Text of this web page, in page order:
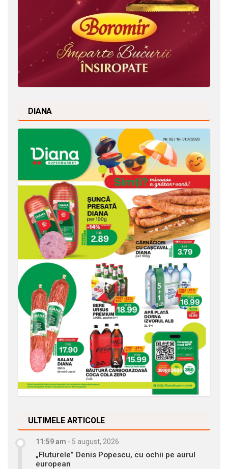
DIANA
ULTIMELE ARTICOLE
11:59 am - 5 august, 2026
„Fluturele” Denis Popescu, cu ochii pe aurul
european